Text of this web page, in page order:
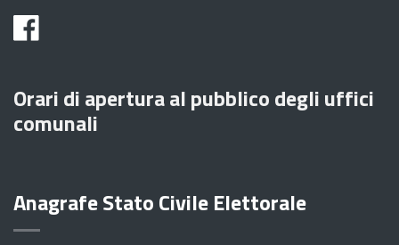
Orari di apertura al pubblico degli uffici
comunali
Anagrafe Stato Civile Elettorale